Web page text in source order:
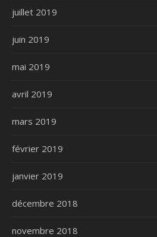
juillet 2019
juin 2019
mai 2019
avril 2019
mars 2019
février 2019
janvier 2019
décembre 2018
novembre 2018